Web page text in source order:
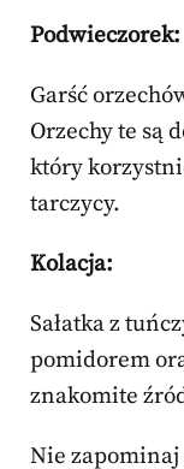
Podwieczorek:
Garść
Orzechy te są
który
tarczycy.
Kolacja:
Sałatka z
pomidorem
znakomite
Nie